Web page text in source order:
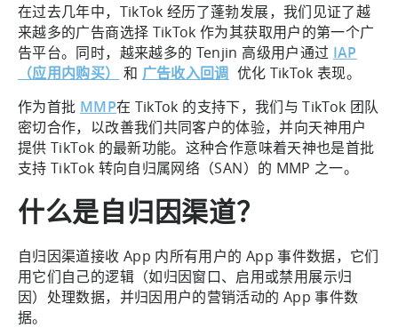
在过去几年中，TikTok 经历了蓬勃发展，我们见证了越
来越多的广告商选择 TikTok 作为其获取用户的第一个广
告平台。同时，越来越多的 Tenjin 高级用户通过 IAP
（应用内购买）
和 广告收入回调 优化 TikTok 表现。
作为首批 MMP在 TikTok 的支持下，我们与 TikTok 团队
密切合作，以改善我们共同客户的体验，并向天神用户
提供 TikTok 的最新功能。这种合作意味着天神也是首批
支持 TikTok 转向自归属网络（SAN）的 MMP 之一。
什么是自归因渠道？
自归因渠道接收 App 内所有用户的 App 事件数据，它们
用它们自己的逻辑（如归因窗口、启用或禁用展示归
因）处理数据，并归因用户的营销活动的 App 事件数
据。